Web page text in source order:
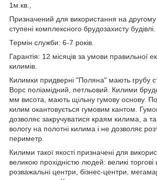
1м.кв.,
Призначений для використання на
ступені комплексного брудозахисту будівлі.
Термін служби: 6-7 років.
Гарантія: 12 місяців за умови правильної
килимів.
Килимки придверні "Поляна" мають грубу
Ворс поліамідний, петльовий. Килими
мм висота, мають щільну гумову основу.
килим окантовується гумовим кантом.
дозволяє закручуватися краям килима, а
вологу на полотні килима і не дозволяє
периметр.
Килими такої якості призначені для
великою прохідністю людей: великі торгові
розважальні центри, бізнес-центри,